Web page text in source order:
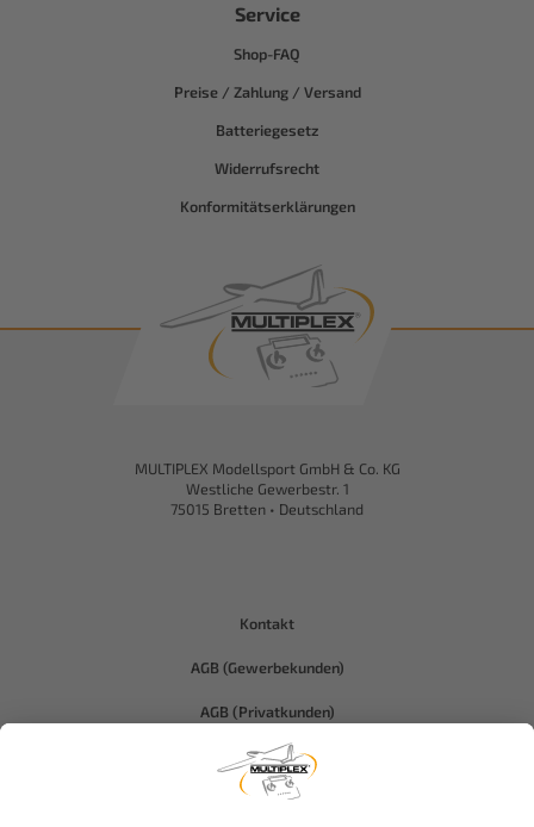
Service
Shop-FAQ
Preise / Zahlung / Versand
Batteriegesetz
Widerrufsrecht
Konformitätserklärungen
MULTIPLEX Modellsport GmbH & Co. KG
Westliche Gewerbestr. 1
75015 Bretten • Deutschland
Kontakt
AGB (Gewerbekunden)
AGB (Privatkunden)
Datenschutz
Compliance-Hitec